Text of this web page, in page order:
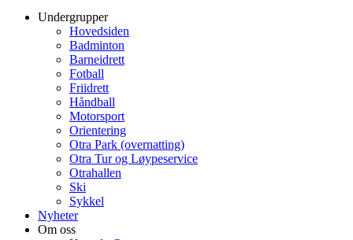
Undergrupper
Hovedsiden
Badminton
Barneidrett
Fotball
Friidrett
Håndball
Motorsport
Orientering
Otra Park (overnatting)
Otra Tur og Løypeservice
Otrahallen
Ski
Sykkel
Nyheter
Om oss